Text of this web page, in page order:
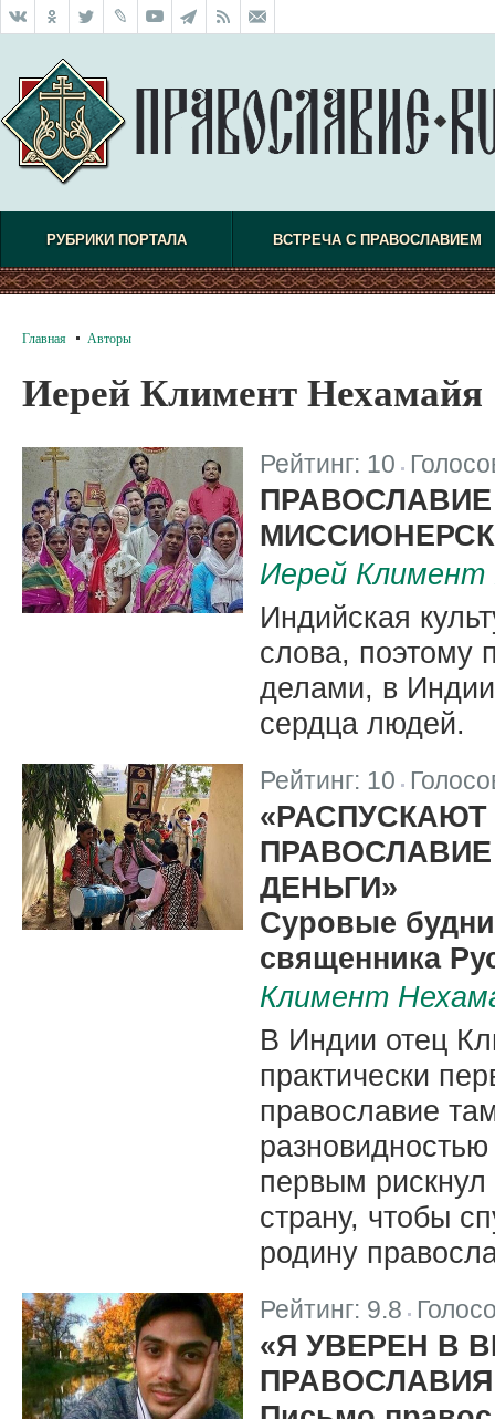
РУБРИКИ ПОРТАЛА ВСТРЕЧА С ПРАВОСЛАВИЕМ
Главная Авторы
Иерей Климент Нехамайя
Рейтинг: 10
Иерей Климент
Индийская
слова, поэтому
делами, в
сердца людей.
Рейтинг: 10
ДЕНЬГИ»
Суровые будни
священника
Климент
В Индии отец
практически
православие
первым
страну, чтобы
родину
Рейтинг: 9.8
«Я УВЕРЕН В